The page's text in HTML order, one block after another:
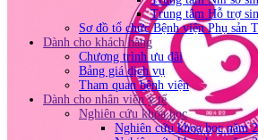
Trung tâm Hỗ trợ
Sơ đồ tổ chức Bệnh viện Phụ sản
Dành cho khách hàng
Chương trình ưu đãi
Bảng giá dịch vụ
Tham quan bệnh viện
Dành cho nhân viên y tế
Nghiên cứu khoa học
Nghiên cứu khoa học năm